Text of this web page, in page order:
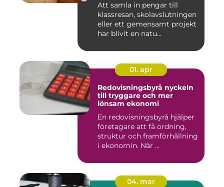
Att samla in pengar till
klassresan, skolavslutningen
eller ett gemensamt projekt
har blivit en natu...
01. apr
Redovisningsbyrå nyckeln
till tryggare och mer
lönsam ekonomi
En redovisningsbyrå hjälper
företagare att få ordning,
struktur och framförhållning
i ekonomin. När ...
04. mar